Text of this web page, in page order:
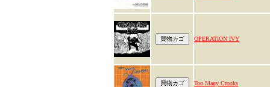
OPERATION IVY
Too Many Crooks